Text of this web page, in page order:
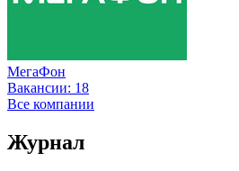
МегаФон
Вакансии: 18
Все компании
Журнал